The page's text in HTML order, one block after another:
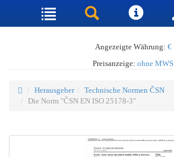
Angezeigte Währung: €
Preisanzeige: ohne MWS
Herausgeber
Technische Normen ČSN
Die Norm "ČSN EN ISO 25178-3"